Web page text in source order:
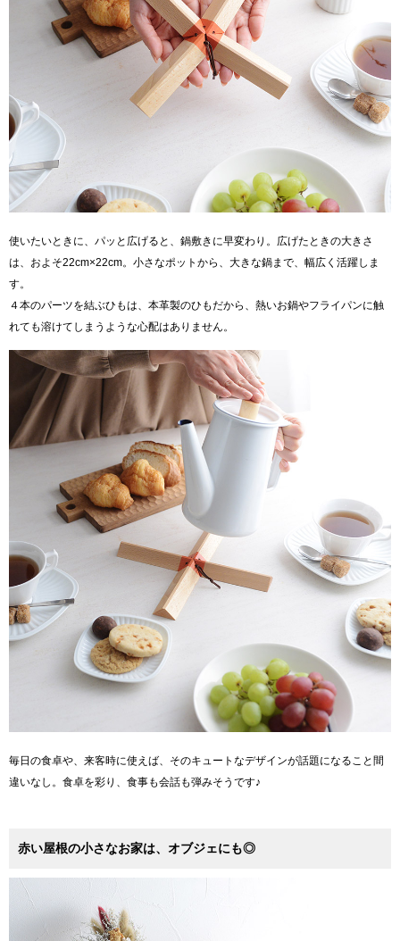
使いたいときに、パッと広げると、鍋敷きに早変わり。広げたときの大きさ
は、およそ22cm×22cm。小さなポットから、大きな鍋まで、幅広く活躍しま
す。
４本のパーツを結ぶひもは、本革製のひもだから、熱いお鍋やフライパンに触
れても溶けてしまうような心配はありません。
毎日の食卓や、来客時に使えば、そのキュートなデザインが話題になること間
違いなし。食卓を彩り、食事も会話も弾みそうです♪
赤い屋根の小さなお家は、オブジェにも◎